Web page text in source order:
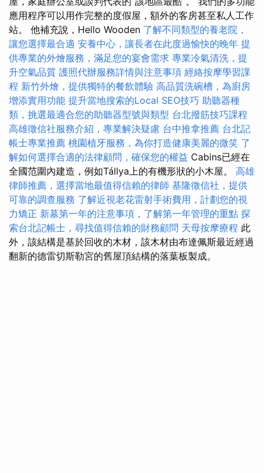
應用程序可以用作完整的度假屋，額外的客房甚至私人工作
站。 他補充說，Hello Wooden 了解不同類型的養老院，
讓您選擇最合適 安養中心，讓長者在此度過愉快的晚年 提
供專業的外燴服務，滿足您的宴會需求 專業冷氣清洗，提
升空氣品質 護照代辦服務詳情與注意事項 經絡按摩學習課
程 新竹外燴，提供獨特的餐飲體驗 高品質洗碗槽，為廚房
增添實用功能 提升當地搜索的Local SEO技巧 助聽器種
類，挑選最適合您的助聽器型號與類型 台北撥筋技巧課程
高雄徵信社服務介紹，專業解決疑慮 台中推拿推薦 台北記
帳士專業推薦 桃園植牙服務，為你打造健康美麗的微笑 了
解如何選擇合適的法律顧問，確保您的權益 Cabins已經在
全國范圍內建造，例如Tállya上的有機形狀的小木屋。 高雄
律師推薦，選擇當地最值得信賴的律師 基隆徵信社，提供
可靠的調查服務 了解近視老花雷射手術費用，計劃您的視
力矯正 新墓第一年的注意事項，了解第一年管理的重點 探
索台北記帳士，尋找值得信賴的財務顧問 天母按摩療程 此
外，該結構是基於回收的木材，該木材由布達佩斯最近經過
翻新的德雷切斯勒宮的舊屋頂結構的落葉板製成。